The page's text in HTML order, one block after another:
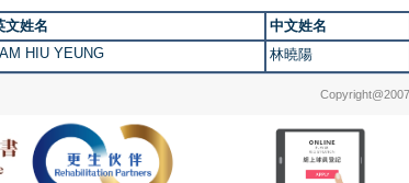
文姓名 中文姓名
HIU YEUNG
林曉陽